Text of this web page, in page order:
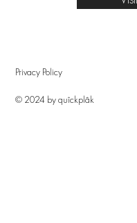
Privacy Policy
© 2024 by quîckplâk